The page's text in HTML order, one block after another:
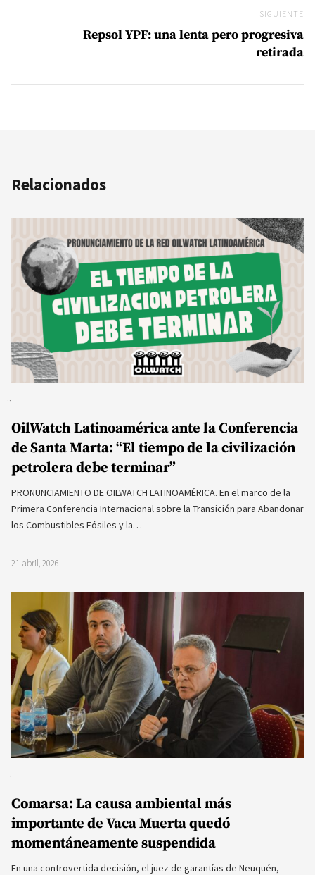
SIGUIENTE
Repsol YPF: una lenta pero progresiva
retirada
Relacionados
OilWatch Latinoamérica ante la Conferencia
de Santa Marta: “El tiempo de la civilización
petrolera debe terminar”
PRONUNCIAMIENTO DE OILWATCH LATINOAMÉRICA. En el marco de la
Primera Conferencia Internacional sobre la Transición para Abandonar
los Combustibles Fósiles y la…
21 abril, 2026
Comarsa: La causa ambiental más
importante de Vaca Muerta quedó
momentáneamente suspendida
En una controvertida decisión, el juez de garantías de Neuquén,